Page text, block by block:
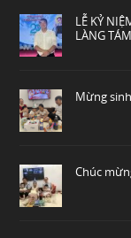
LỄ KỶ
LÀNG TÁM
Mừng
Chúc